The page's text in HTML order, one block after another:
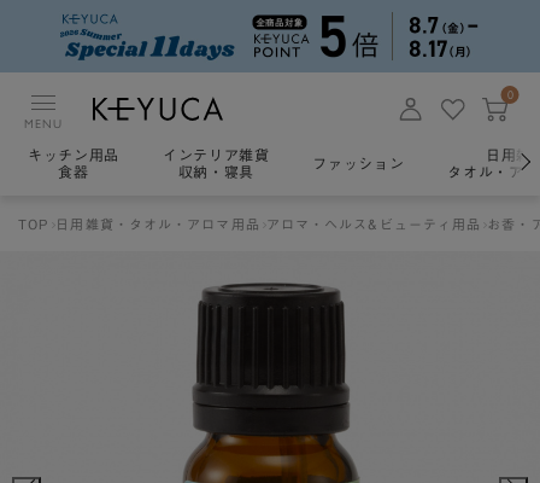
MENU
0
キッチン用品
食器
インテリア雑貨
収納・寝具
ファッション
日用雑
タオル・ア
TOP 日用雑貨・タオル・アロマ用品 アロマ・ヘルス&ビューティ用品 お香・